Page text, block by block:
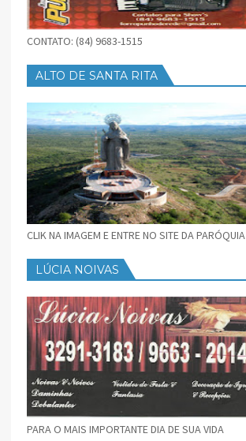
CONTATO: (84) 9683-1515
ALTO DE SANTA RITA
CLIK NA IMAGEM E ENTRE NO SITE DA PARÓQUIA
LÚCIA NOIVAS
PARA O MAIS IMPORTANTE DIA DE SUA VIDA